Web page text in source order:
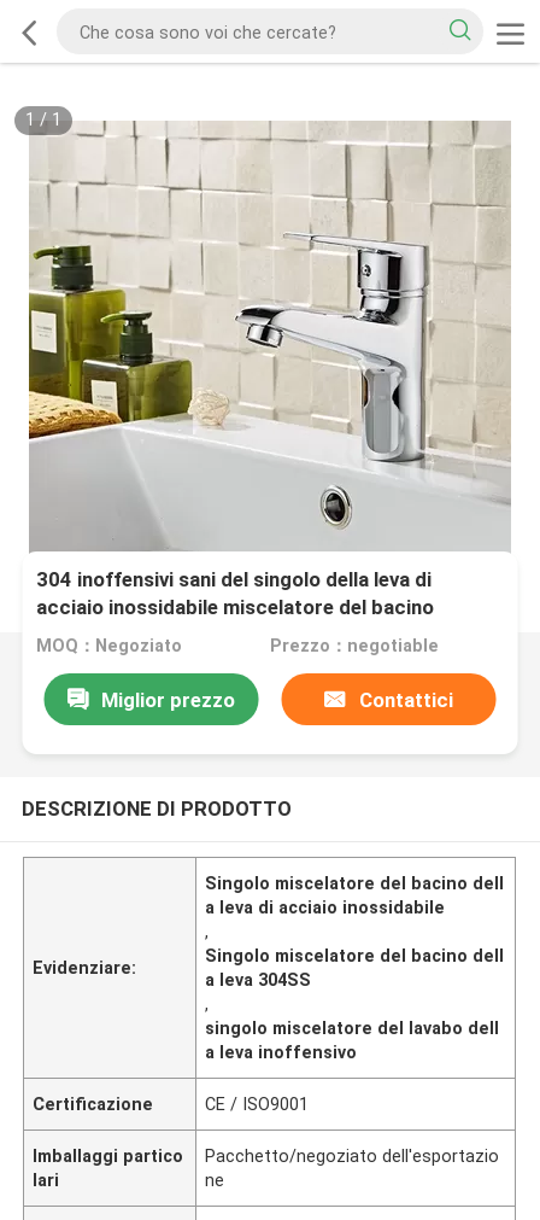
1 / 1
304 inoffensivi sani del singolo della leva di
acciaio inossidabile miscelatore del bacino
MOQ：Negoziato Prezzo：negotiable
Miglior prezzo Contattici
DESCRIZIONE DI PRODOTTO
Evidenziare:
Singolo miscelatore del bacino dell
a leva di acciaio inossidabile
,
Singolo miscelatore del bacino dell
a leva 304SS
,
singolo miscelatore del lavabo dell
a leva inoffensivo
Certificazione CE / ISO9001
Imballaggi partico
lari
Pacchetto/negoziato dell'esportazio
ne